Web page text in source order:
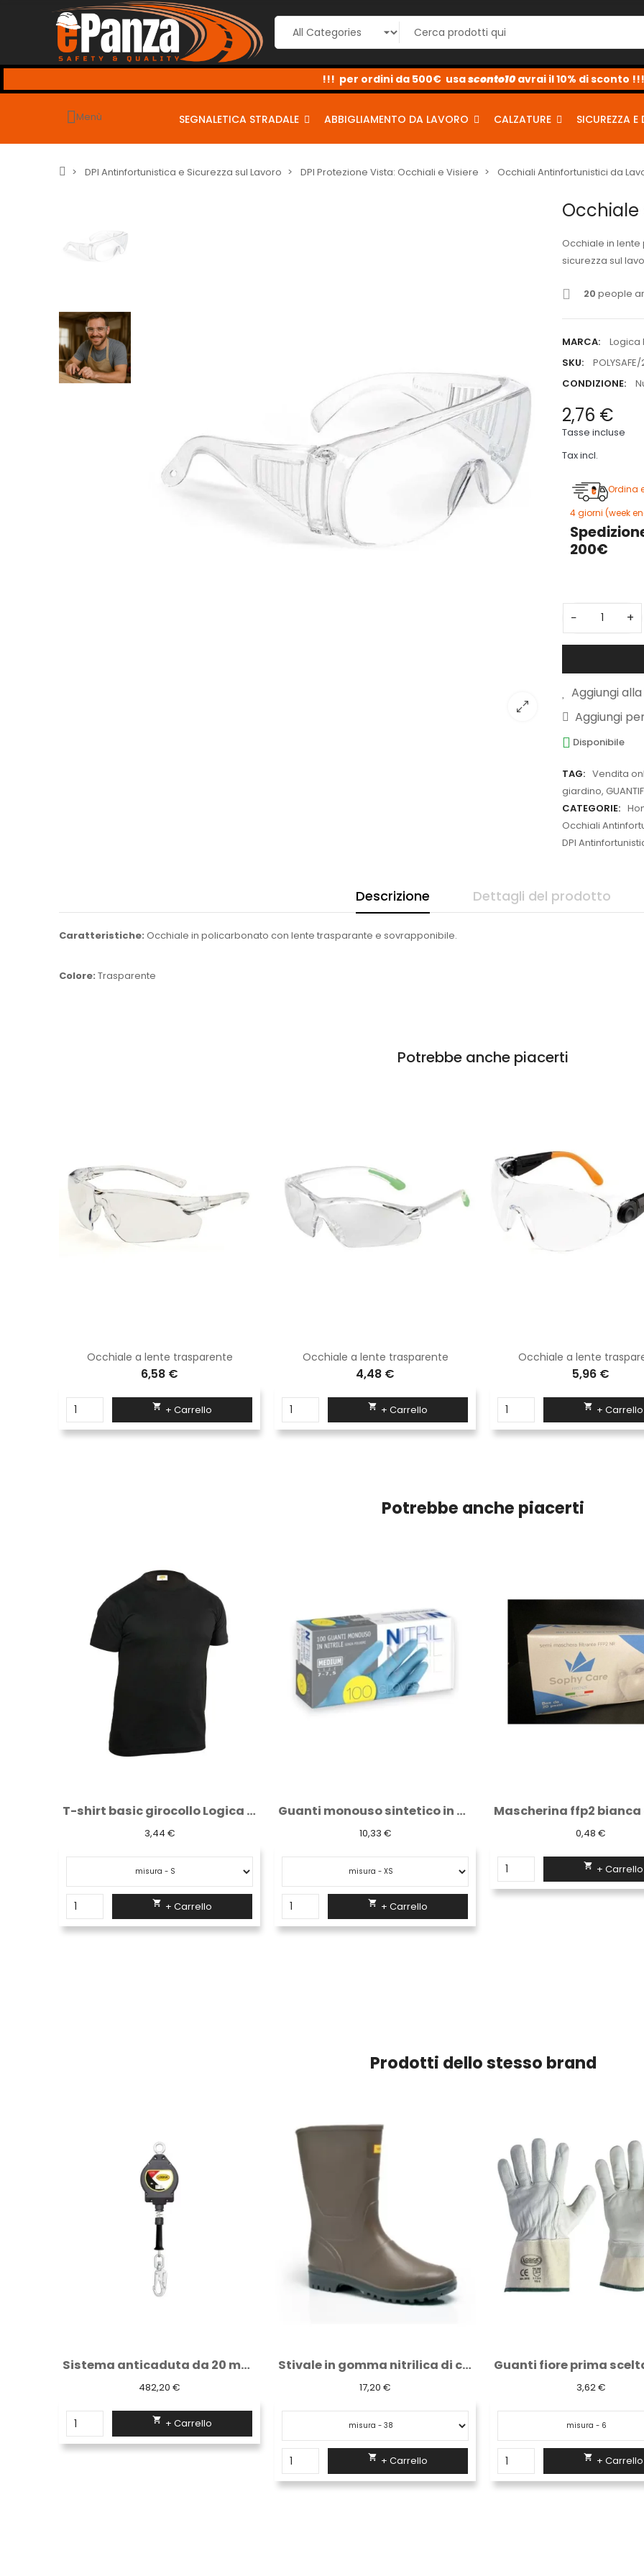
sconto2
sconto5
sconto10
Menù SEGNALETICA STRADALE ABBIGLIAMENTO DA LAVORO CALZATURE SICUREZZA E
DPI Antinfortunistica e Sicurezza sul Lavoro DPI Protezione Vista: Occhiali e Visiere Occhiali Antinfortunistici da
Occhiale in
sicurezza sul
20 people
MARCA:
Logica
SKU:
CONDIZIONE:
2,76 €
Tasse incluse
Tax incl.
Ordina
4 giorni (week
200€
− +
Aggiungi
Aggiungi
Disponibile
TAG: Vendita
giardino,
CATEGORIE:
Occhiali
DPI
Descrizione Dettagli del prodotto
Caratteristiche: Occhiale in policarbonato con lente trasparante e sovrapponibile.
Colore: Trasparente
Potrebbe anche piacerti
Occhiale a lente trasparente
6,58 €
 + Carrello
Occhiale a lente trasparente
4,48 €
 + Carrello
Occhiale a lente
5,96 €
 + Carrello
Potrebbe anche piacerti
Guanti monouso sintetico in nitrile -...
10,33 €
 + Carrello
Mascherina ffp2 bianca confezione da 20 pezzi
0,48 €
+ Carrello
Occhiale a lente
4,48 €
 + Carrello
Prodotti dello stesso brand
Stivale in gomma nitrilica di colore marrone
17,20 €
Guanti fiore prima scelta con manichetta 9...
3,62 €
 + Carrello
5,66 €
 + Carrello